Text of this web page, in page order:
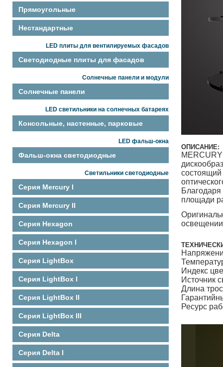
Прямоугольные
Нестандартные
LED плиты для вентилируемых фасадов
Светодиодные плиты для фасадов
Солнечные панели и модули
Солнечные панели
LED светильники на солнечных батареях
Консольные, настенные, парковые
LED фальш-окна
Фальш-окна светодиодные
Светильники светодиодные
Серия Mercury I
Серия Mercury II
Серия Hexagon
Серия Hexagon I
Серия LightBox
Серия LightBox I
Серия LightBox II
Серия LightBox III
Серия Delta
Серия Delta I
ОПИСАНИЕ:
площади
Индекс
Длина
Ресурс